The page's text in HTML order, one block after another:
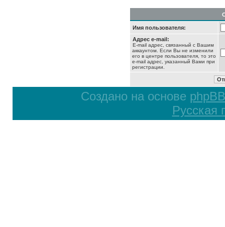
Имя пользователя:
Адрес e-mail:
E-mail адрес, связанный с Вашим
аккаунтом. Если Вы не изменили
его в центре пользователя, то это
e-mail адрес, указанный Вами при
регистрации.
Создано на основе phpBB
Русская